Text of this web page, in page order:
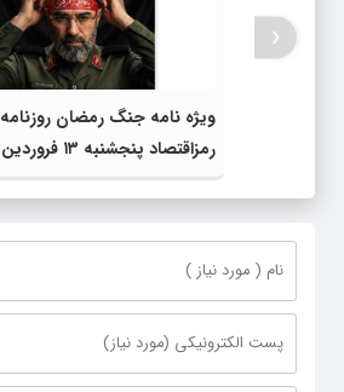
ویژه نامه جنگ رمضان روزنامه
رمزاقتصاد پنجشنبه ۱۳ فروردین ۱۴۰۵
‹